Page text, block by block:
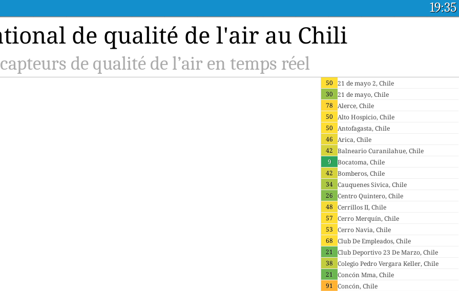
19:35
de qualité de l'air au Chili
de qualité de l’air en temps réel
50 21 de mayo 2, Chile
30 21 de mayo, Chile
78 Alerce, Chile
50 Alto Hospicio, Chile
50 Antofagasta, Chile
46 Arica, Chile
42 Balneario Curanilahue, Chile
9
Bocatoma, Chile
42 Bomberos, Chile
34 Cauquenes Sivica, Chile
26 Centro Quintero, Chile
48 Cerrillos II, Chile
57 Cerro Merquín, Chile
53 Cerro Navia, Chile
68 Club De Empleados, Chile
21 Club Deportivo 23 De Marzo, Chile
38 Colegio Pedro Vergara Keller, Chile
21 Concón Mma, Chile
91 Concón, Chile